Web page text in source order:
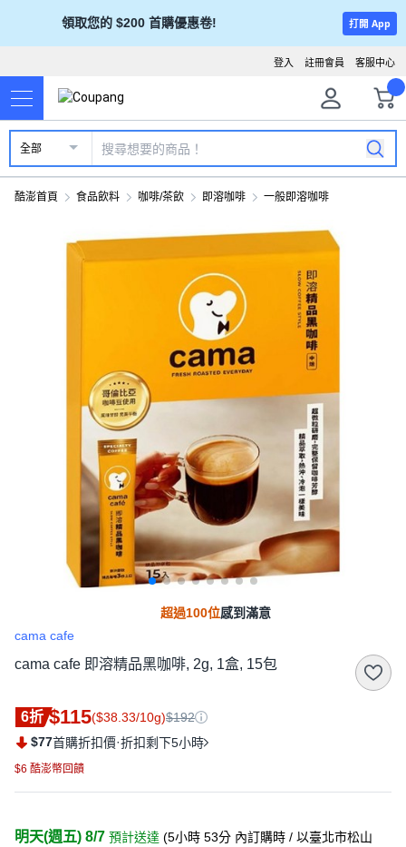
領取您的 $200 首購優惠卷! 打開 App
客服中心
註冊會員
登入
全部
酷澎首頁 食品飲料 咖啡/茶飲 即溶咖啡 一般即溶咖啡
超過100位感到滿意
cama cafe
cama cafe 即溶精品黑咖啡, 2g, 1盒, 15包
6折 $115($38.33/10g)$192
$77首購折扣價·折扣剩下5小時
$6 酷澎幣回饋
明天(週五) 8/7 預計送達 (5小時 53分 內訂購時 / 以臺北市松山